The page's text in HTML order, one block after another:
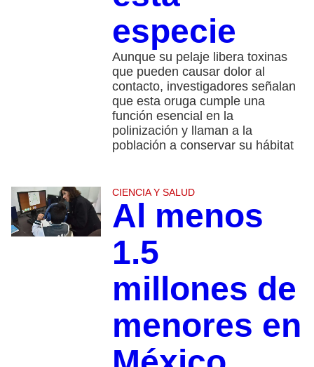
especie
Aunque su pelaje libera toxinas
que pueden causar dolor al
contacto, investigadores señalan
que esta oruga cumple una
función esencial en la
polinización y llaman a la
población a conservar su hábitat
CIENCIA Y SALUD
Al menos
1.5
millones de
menores en